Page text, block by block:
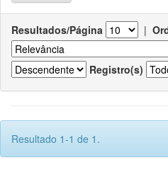
Resultados/Página |
Registro(s)
Resultado 1-1 de 1.